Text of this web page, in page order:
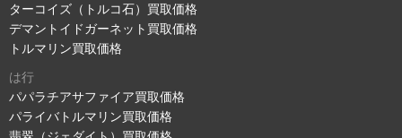
ターコイズ（トルコ石）買取価格
デマントイドガーネット買取価格
トルマリン買取価格
は行
パパラチアサファイア買取価格
パライバトルマリン買取価格